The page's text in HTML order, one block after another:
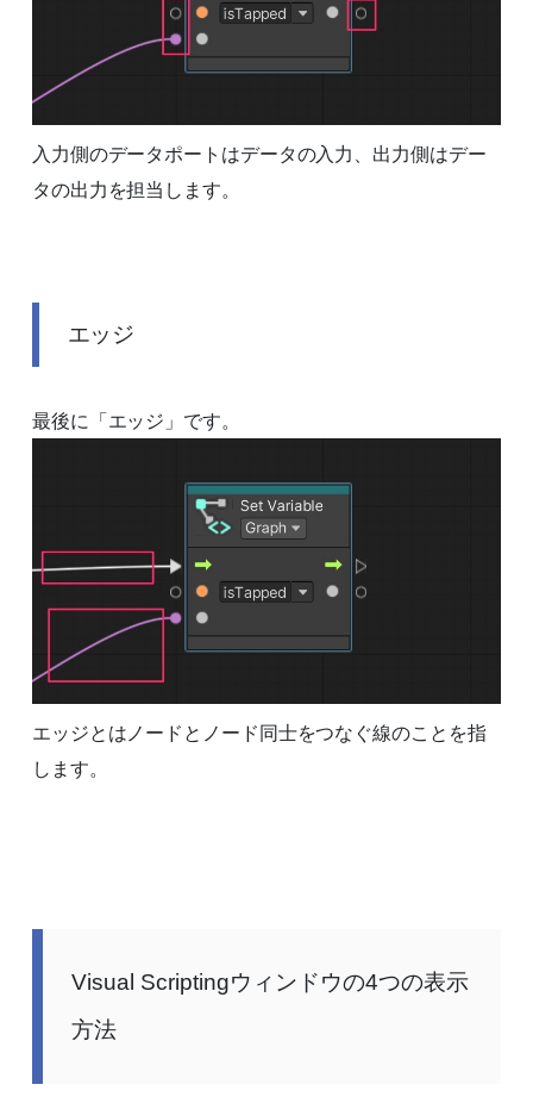
入力側のデータポートはデータの入力、出力側はデー
タの出力を担当します。
エッジ
最後に「エッジ」です。
エッジとはノードとノード同士をつなぐ線のことを指
します。
Visual Scriptingウィンドウの4つの表示
方法